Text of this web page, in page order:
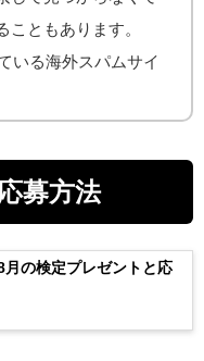
こともあります。
いる海外スパムサイ
募方法
の検定プレゼントと応